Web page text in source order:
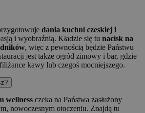
dania kuchni czeskiej i
i wyobraźnią. Kładzie się tu nacisk na
, więc z pewnością będzie Państwu
jest także ogród zimowy i bar, gdzie
kawy lub czegoś mocniejszego.
wellness czeka na Państwa zasłużony
nowoczesnym otoczeniu. Znajdą tu